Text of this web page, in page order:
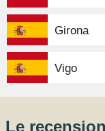
Girona
Vigo
Le